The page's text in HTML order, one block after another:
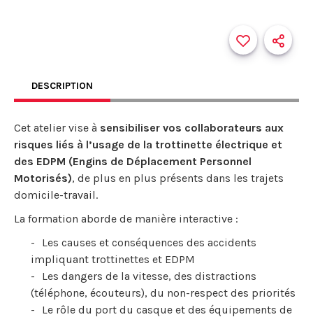
DESCRIPTION
Cet atelier vise à sensibiliser vos collaborateurs aux
risques liés à l’usage de la trottinette électrique et
des EDPM (Engins de Déplacement Personnel
Motorisés), de plus en plus présents dans les trajets
domicile-travail.
La formation aborde de manière interactive :
Les causes et conséquences des accidents
impliquant trottinettes et EDPM
Les dangers de la vitesse, des distractions
(téléphone, écouteurs), du non-respect des priorités
Le rôle du port du casque et des équipements de